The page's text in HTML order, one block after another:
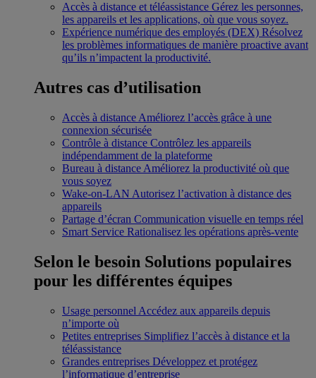
Accès à distance et téléassistance Gérez les personnes,
les appareils et les applications, où que vous soyez.
Expérience numérique des employés (DEX) Résolvez
les problèmes informatiques de manière proactive avant
qu’ils n’impactent la productivité.
Autres cas d’utilisation
Accès à distance Améliorez l’accès grâce à une
connexion sécurisée
Contrôle à distance Contrôlez les appareils
indépendamment de la plateforme
Bureau à distance Améliorez la productivité où que
vous soyez
Wake-on-LAN Autorisez l’activation à distance des
appareils
Partage d’écran Communication visuelle en temps réel
Smart Service Rationalisez les opérations après-vente
Selon le besoin Solutions populaires
pour les différentes équipes
Usage personnel Accédez aux appareils depuis
n’importe où
Petites entreprises Simplifiez l’accès à distance et la
téléassistance
Grandes entreprises Développez et protégez
l’informatique d’entreprise